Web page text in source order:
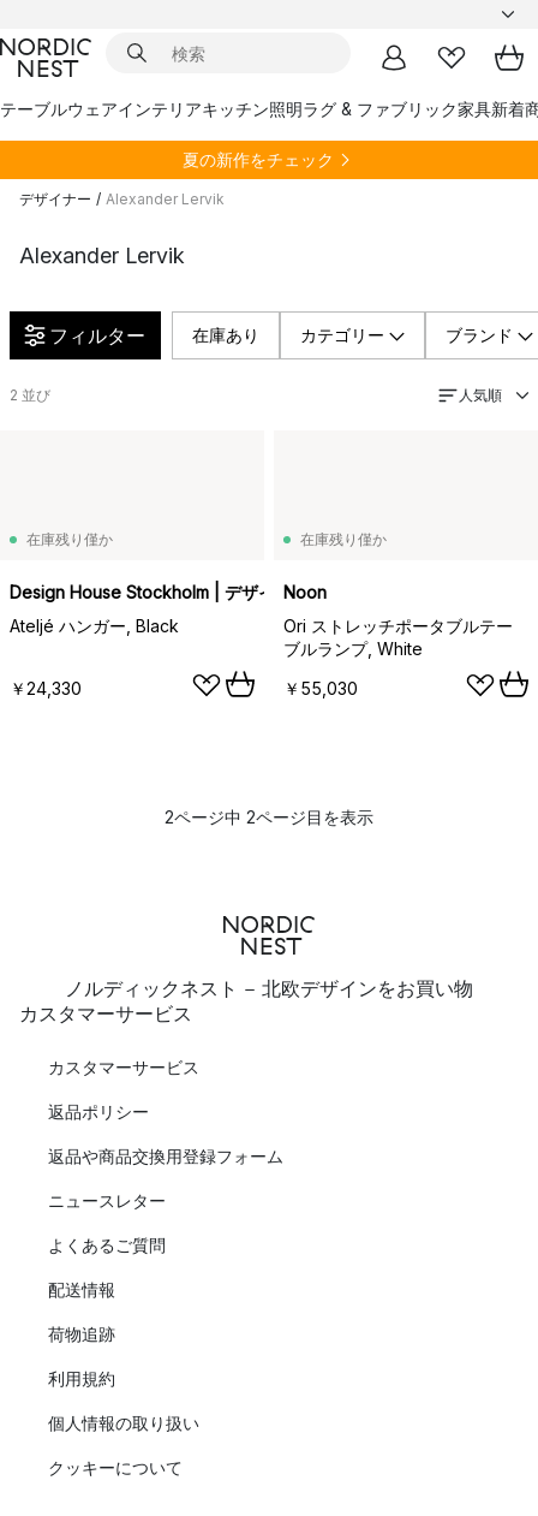
テーブルウェアインテリアキッチン照明ラグ & ファブリック家具新着
夏の新作をチェック
デザイナー / Alexander Lervik
Alexander Lervik
フィルター 在庫あり カテゴリー ブランド
2 並び 人気順
在庫残り僅か
Design House Stockholm | デザインハウス ストックホルム
Ateljé ハンガー, Black
￥24,330
在庫残り僅か
Noon
Ori ストレッチポータブルテー
ブルランプ, White
￥55,030
2ページ中 2ページ目を表示
ノルディックネスト - 北欧デザインをお買い物
カスタマーサービス
カスタマーサービス
返品ポリシー
返品や商品交換用登録フォーム
ニュースレター
よくあるご質問
配送情報
荷物追跡
利用規約
個人情報の取り扱い
クッキーについて